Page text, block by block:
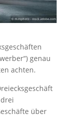
genau
achten.
über